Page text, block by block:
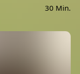
30 Min.